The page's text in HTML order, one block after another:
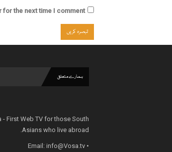
for the next time I comment.
ہمارے متعلق
First Web TV for those South
Asians who live abroad.
• Email:
info@Vosa.tv